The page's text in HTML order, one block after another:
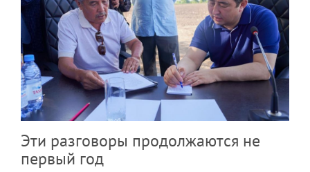
Эти разговоры продолжаются не
первый год